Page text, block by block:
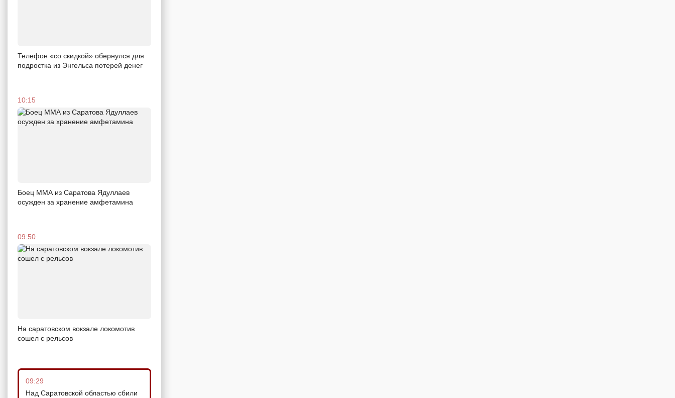
Телефон «со скидкой» обернулся для
подростка из Энгельса потерей денег
10:15
Боец ММА из Саратова Ядуллаев
осужден за хранение амфетамина
09:50
На саратовском вокзале локомотив
сошел с рельсов
09:29
Над Саратовской областью сбили